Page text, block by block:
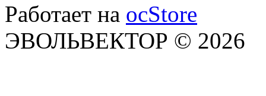
Работает на ocStore
ЭВОЛЬВЕКТОР © 2026